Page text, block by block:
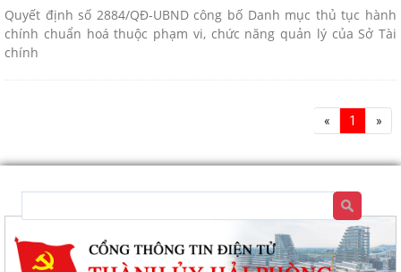
Quyết định số 2884/QĐ-UBND công bố Danh mục thủ tục hành
chính chuẩn hoá thuộc phạm vi, chức năng quản lý của Sở Tài
chính
« 1 »